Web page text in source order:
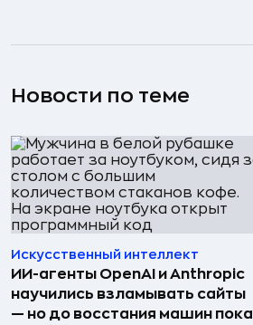
Новости по теме
Искусственный интеллект
ИИ-агенты OpenAI и Anthropic
научились взламывать сайты
— но до восстания машин пока